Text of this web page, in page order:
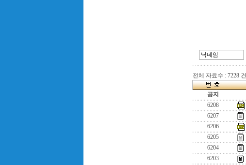
전체 자료수 : 7228 건
공지
6208
6207
6206
6205
6204
6203